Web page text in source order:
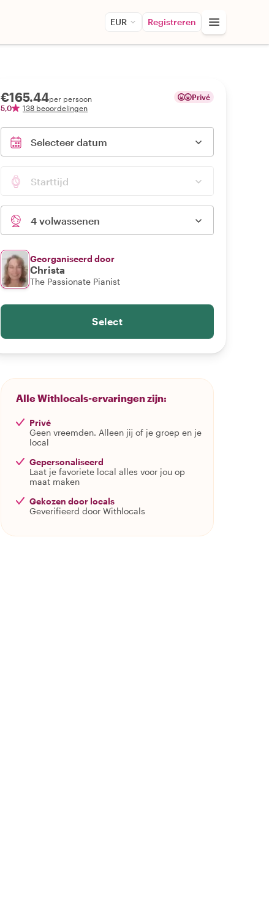
EUR Registreren
€165.44per persoon
5,0
138 beoordelingen
Privé
Selecteer datum
Starttijd
4 volwassenen
Georganiseerd door
Christa
The Passionate Pianist
Select
Alle Withlocals-ervaringen zijn:
Privé
Geen vreemden. Alleen jij of je groep en je
local
Gepersonaliseerd
Laat je favoriete local alles voor jou op
maat maken
Gekozen door locals
Geverifieerd door Withlocals